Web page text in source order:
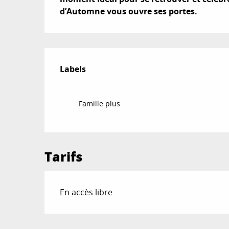
d’Automne vous ouvre ses portes.
Offres de
Labels
Labels
Famille plus
Tarifs
En accès libre